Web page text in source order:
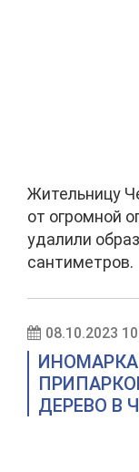
Жительницу
от огромной
удалили
сантиметров.
08.10.2023
ИНОМАРКА
ДЕРЕВО В